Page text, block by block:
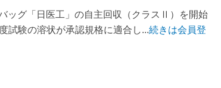
ッグ「日医工」の自主回収（クラスⅡ）を開始
試験の溶状が承認規格に適合し...続きは会員登